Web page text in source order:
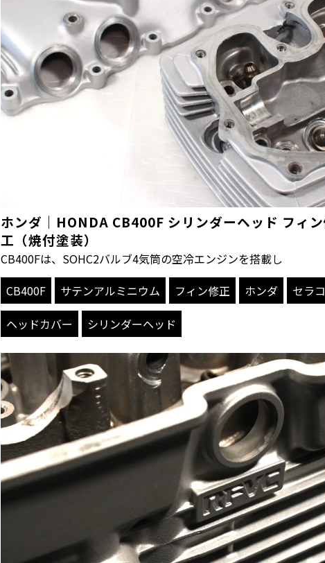
ホンダ｜HONDA CB400F シリンダーヘッド フィ
工（焼付塗装）
CB400Fは、SOHC2バルブ4気筒の空冷エンジンを搭載し
CB400F
サテンアルミニウム フィン修正 ホンダ セラ
ヘッドカバー
シリンダーヘッド